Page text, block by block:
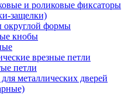
и роликовые фиксаторы
защелки)
округлой формы
кнобы
врезные петли
петли
металлических дверей